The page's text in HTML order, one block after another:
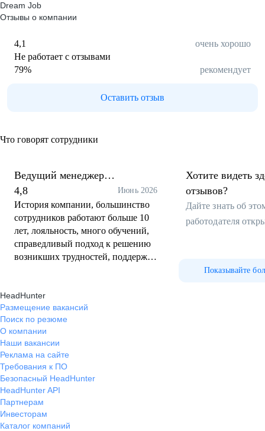
Dream Job
Отзывы о компании
4,1
очень хорошо
Не работает с отзывами
79% рекомендует
Оставить отзыв
Что говорят сотрудники
Ведущий менеджер
направления
4,8 Июнь 2026
История компании, большинство
сотрудников работают больше 10
лет, лояльность, много обучений,
справедливый подход к решению
возникших трудностей, поддержка
Хотите видеть
отзывов?
Дайте знать об
работодателя
Показывайте
HeadHunter
Размещение вакансий
Поиск по резюме
О компании
Наши вакансии
Реклама на сайте
Требования к ПО
Безопасный HeadHunter
HeadHunter API
Партнерам
Инвесторам
Каталог компаний